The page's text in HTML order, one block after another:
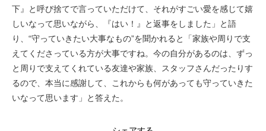
下』と呼び捨てで言っていただけて、それがすごい愛を感じて嬉
しいなって思いながら、『はい！』と返事をしました」と語
り、“守っていきたい大事なもの”を聞かれると「家族や周りで支
えてくださっている方が大事ですね。今の自分があるのは、ずっ
と周りで支えてくれている友達や家族、スタッフさんだったりす
るので、本当に感謝して、これからも何があっても守っていきた
いなって思います」と答えた。